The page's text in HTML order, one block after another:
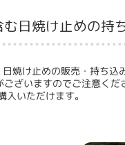
日焼け止めの持
焼け止めの販売・持ち
ざいますのでご注意く
いただけます。